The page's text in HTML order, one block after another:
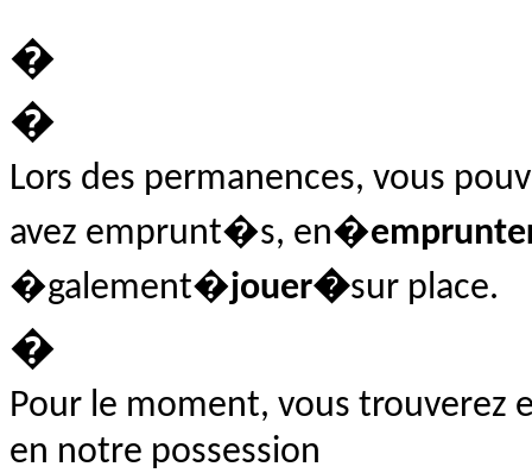
�
�
Lors des permanences, vous
avez emprunt�s, en�
�galement�jouer�sur place.
�
Pour le moment, vous
en notre possession